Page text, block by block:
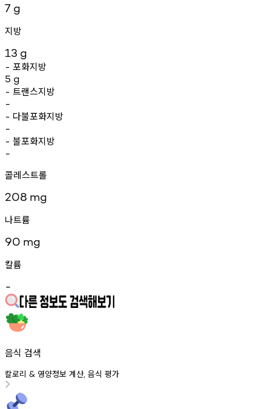
7 g
지방
13 g
- 포화지방
5 g
- 트랜스지방
-
- 다불포화지방
-
- 불포화지방
-
콜레스트롤
208 mg
나트륨
90 mg
칼륨
-
음식 검색
칼로리 & 영양정보 계산, 음식 평가